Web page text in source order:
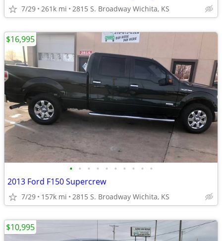
7/29 261k mi 2815 S. Broadway Wichita, KS
• • • • • • • • • •
2013 Ford F150 Supercrew
7/29 157k mi 2815 S. Broadway Wichita, KS
$16,995
$10,995